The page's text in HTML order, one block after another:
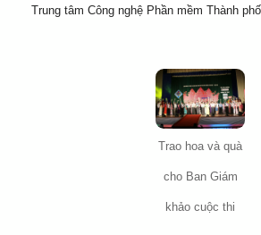
Trung tâm Công nghệ Phần mềm Thành
Trao hoa và quà
cho Ban Giám
khảo cuộc thi